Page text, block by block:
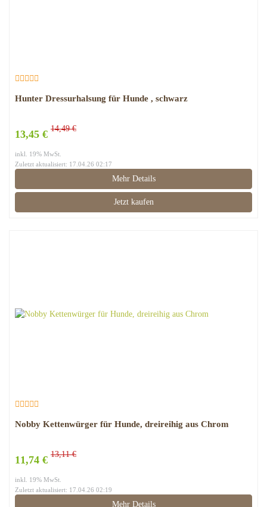
Hunter Dressurhalsung für Hunde , schwarz
13,45 € 14,49 €
inkl. 19% MwSt.
Zuletzt aktualisiert: 17.04.26 02:17
Mehr Details
Jetzt kaufen
Nobby Kettenwürger für Hunde, dreireihig aus Chrom
11,74 € 13,11 €
inkl. 19% MwSt.
Zuletzt aktualisiert: 17.04.26 02:19
Mehr Details